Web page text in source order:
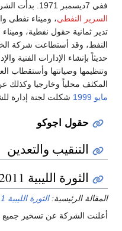
ففي 7ديسمبر 1971. بدأت الشركة بإدارة حقل نفطى واحد هو
السرير النفطي، وميناء نفطى
تدير ثمانية حقول نفطية،
النفط، وقد أستطاعت شركة
حديثاً بإنشاء الإدارات الفنية
وتنظيمها وصيانتها وأستقطاب
المكثف محلياً وخارجيا وكذلك
مايو 1999 شكلت لجنة إدارة
حقول اجوكو
التنقيب والتعدين
الثورة الليبية 2011
المقالة الرئيسية:الثورة الليبية 2011
أعلنت الشركة عن تسخير جميع